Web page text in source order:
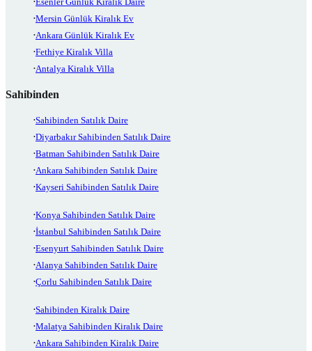
Mersin Günlük Kiralık Ev
Ankara Günlük Kiralık Ev
Fethiye Kiralık Villa
Antalya Kiralık Villa
Sahibinden
Sahibinden Satılık Daire
Diyarbakır Sahibinden Satılık Daire
Batman Sahibinden Satılık Daire
Ankara Sahibinden Satılık Daire
Kayseri Sahibinden Satılık Daire
Konya Sahibinden Satılık Daire
İstanbul Sahibinden Satılık Daire
Esenyurt Sahibinden Satılık Daire
Alanya Sahibinden Satılık Daire
Çorlu Sahibinden Satılık Daire
Sahibinden Kiralık Daire
Malatya Sahibinden Kiralık Daire
Ankara Sahibinden Kiralık Daire